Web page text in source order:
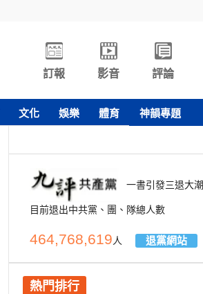
訂報 影音 評論
文化 娛樂 體育 神韻專題
一書引發三退大潮
目前退出中共黨、團、隊總人數
464,768,619人 退黨網站
熱門排行